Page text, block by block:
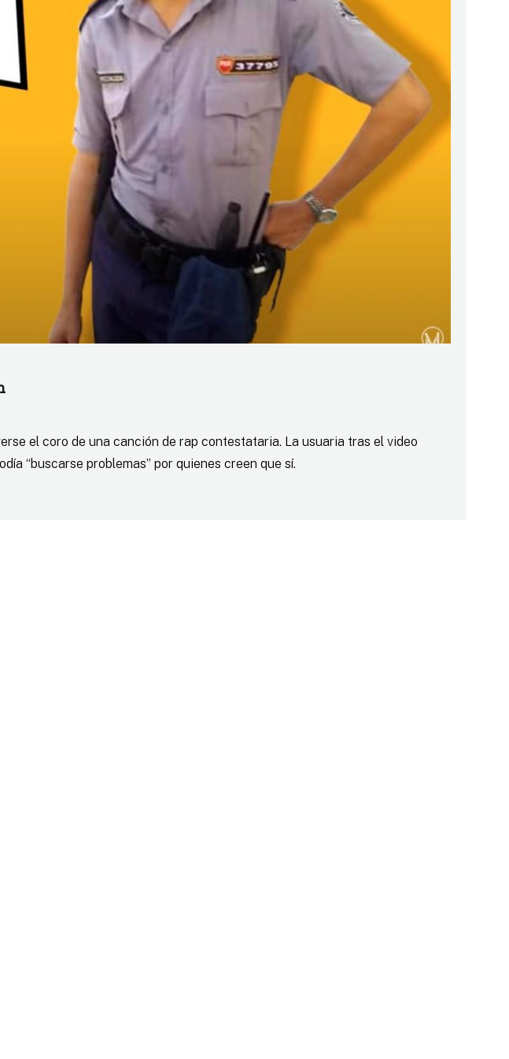
el coro de una canción de rap contestataria. La usuaria tras el video
“buscarse problemas” por quienes creen que sí.